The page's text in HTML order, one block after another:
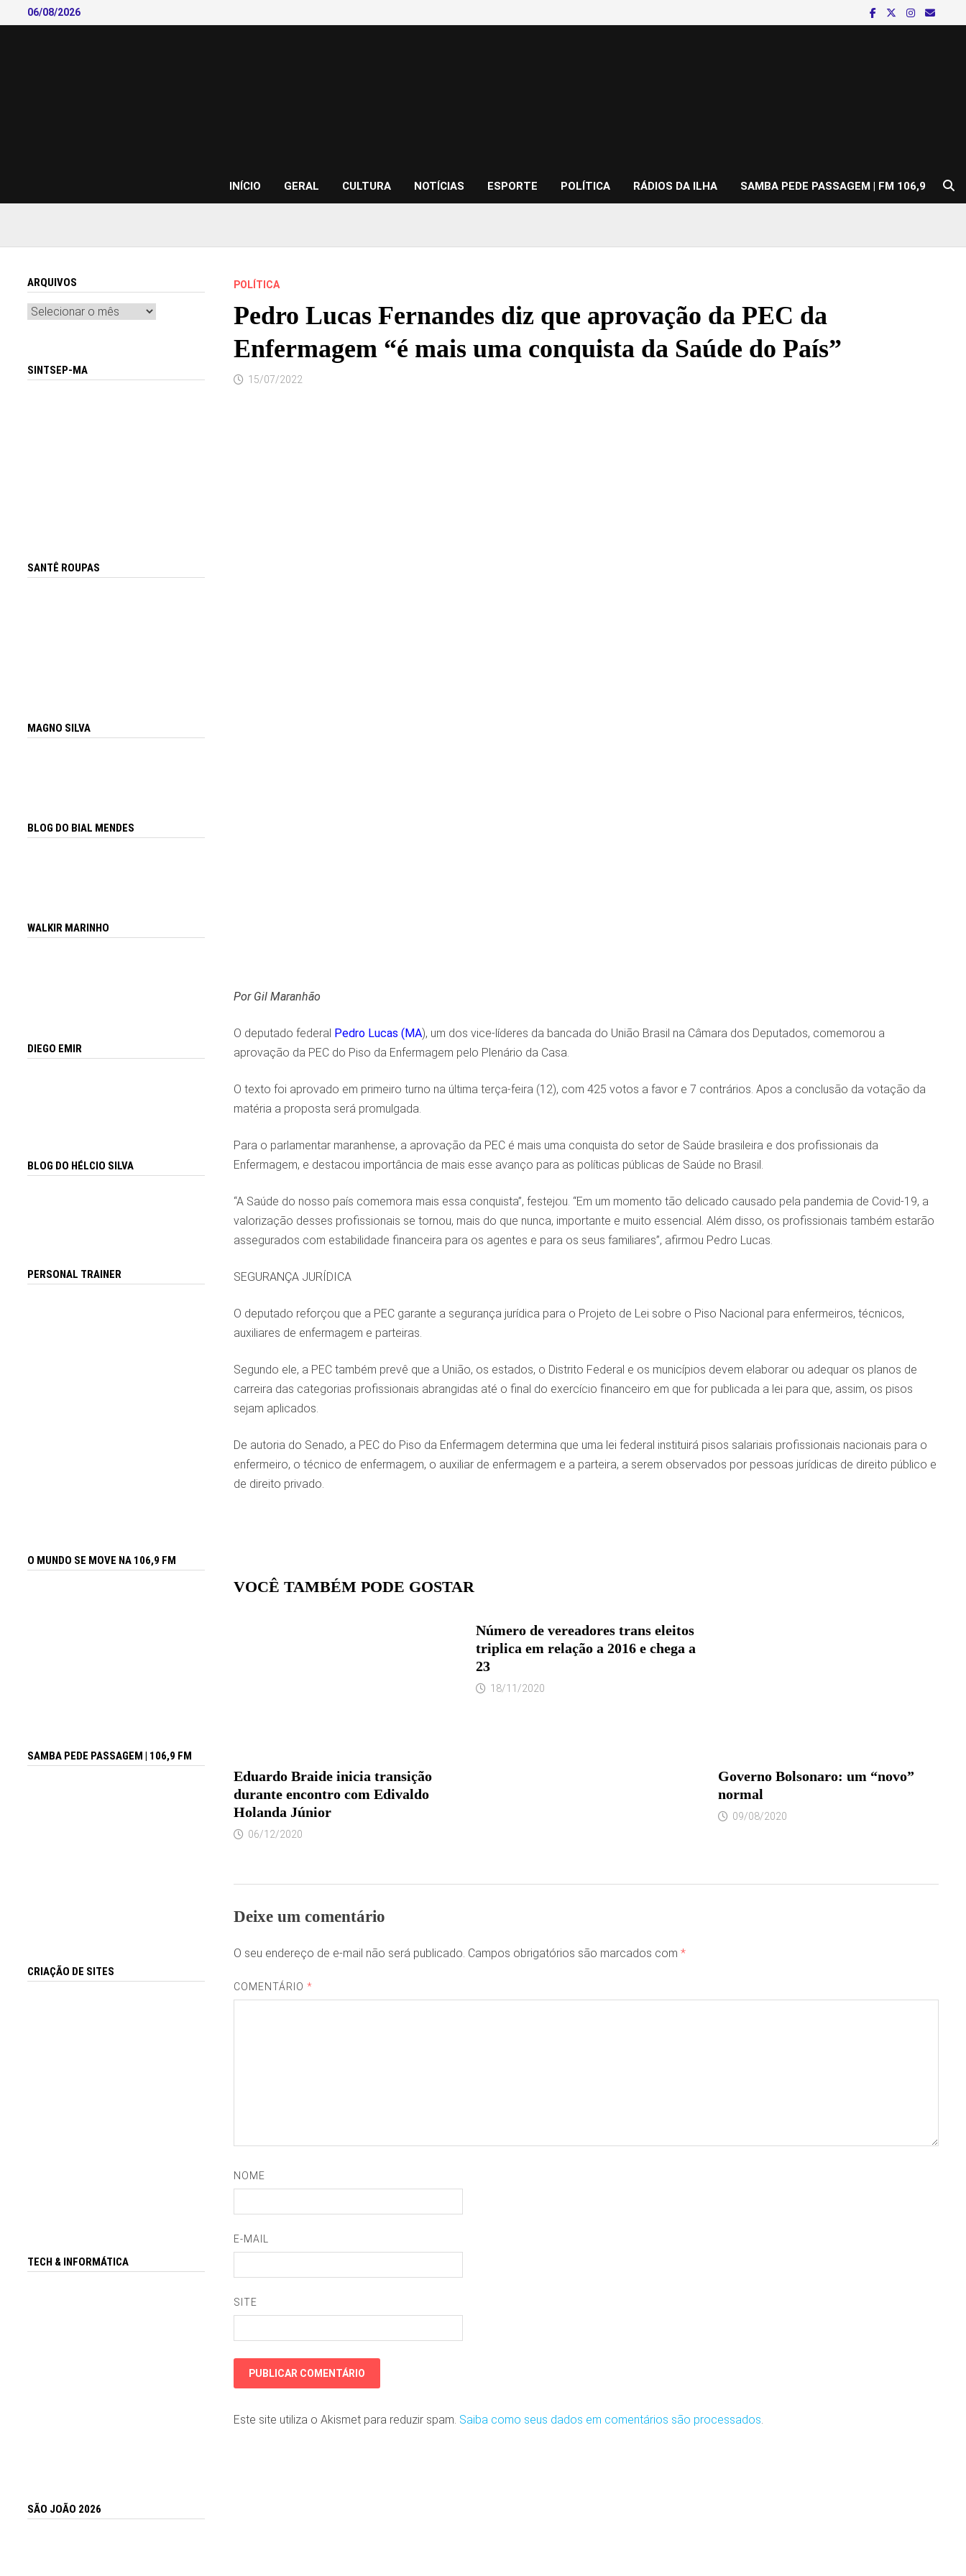
to
06/08/2026
INÍCIO GERAL CULTURA NOTÍCIAS ESPORTE POLÍTICA RÁDIOS DA ILHA SAMBA PEDE PASSAGEM | FM 106,9
POLÍTICA
Pedro Lucas Fernandes diz que aprovação da PEC da
Enfermagem “é mais uma conquista da Saúde do País”
15/07/2022
Por Gil Maranhão
O deputado federal Pedro Lucas (MA), um dos vice-líderes da bancada do União Brasil na Câmara dos Deputados, comemorou a
aprovação da PEC do Piso da Enfermagem pelo Plenário da Casa.
O texto foi aprovado em primeiro turno na última terça-feira (12), com 425 votos a favor e 7 contrários. Apos a conclusão da votação da
matéria a proposta será promulgada.
Para o parlamentar maranhense, a aprovação da PEC é mais uma conquista do setor de Saúde brasileira e dos profissionais da
Enfermagem, e destacou importância de mais esse avanço para as políticas públicas de Saúde no Brasil.
“A Saúde do nosso país comemora mais essa conquista”, festejou. “Em um momento tão delicado causado pela pandemia de Covid-19, a
valorização desses profissionais se tornou, mais do que nunca, importante e muito essencial. Além disso, os profissionais também estarão
assegurados com estabilidade financeira para os agentes e para os seus familiares”, afirmou Pedro Lucas.
SEGURANÇA JURÍDICA
O deputado reforçou que a PEC garante a segurança jurídica para o Projeto de Lei sobre o Piso Nacional para enfermeiros, técnicos,
auxiliares de enfermagem e parteiras.
Segundo ele, a PEC também prevê que a União, os estados, o Distrito Federal e os municípios devem elaborar ou adequar os planos de
carreira das categorias profissionais abrangidas até o final do exercício financeiro em que for publicada a lei para que, assim, os pisos
sejam aplicados.
De autoria do Senado, a PEC do Piso da Enfermagem determina que uma lei federal instituirá pisos salariais profissionais nacionais para o
enfermeiro, o técnico de enfermagem, o auxiliar de enfermagem e a parteira, a serem observados por pessoas jurídicas de direito público e
de direito privado.
VOCÊ TAMBÉM PODE GOSTAR
Eduardo Braide inicia transição
durante encontro com Edivaldo
Holanda Júnior
06/12/2020
Número de vereadores trans eleitos
triplica em relação a 2016 e chega a
23
18/11/2020
Governo Bolsonaro: um “novo”
normal
09/08/2020
Deixe um comentário
O seu endereço de e-mail não será publicado. Campos obrigatórios são marcados com *
COMENTÁRIO*
NOME
E-MAIL
SITE
Este site utiliza o Akismet para reduzir spam. Saiba como seus dados em comentários são processados.
ARQUIVOS
Arquivos
SINTSEP-MA
SANTÊ ROUPAS
MAGNO SILVA
BLOG DO BIAL MENDES
WALKIR MARINHO
DIEGO EMIR
BLOG DO HÉLCIO SILVA
PERSONAL TRAINER
O MUNDO SE MOVE NA 106,9 FM
SAMBA PEDE PASSAGEM | 106,9 FM
CRIAÇÃO DE SITES
TECH & INFORMÁTICA
SÃO JOÃO 2026